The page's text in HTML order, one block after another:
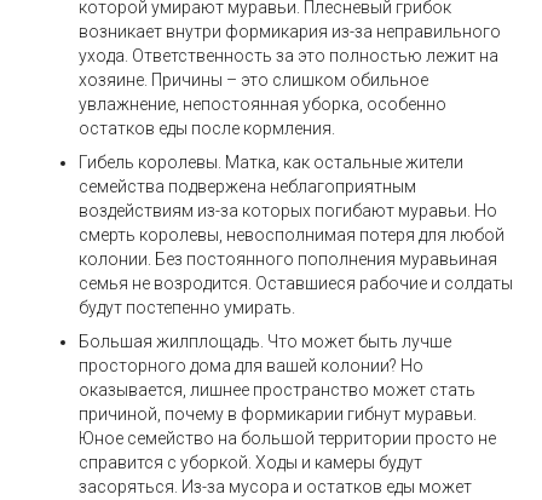
которой умирают муравьи. Плесневый грибок
возникает внутри формикария из-за неправильного
ухода. Ответственность за это полностью лежит на
хозяине. Причины – это слишком обильное
увлажнение, непостоянная уборка, особенно
остатков еды после кормления.
Гибель королевы. Матка, как остальные жители
семейства подвержена неблагоприятным
воздействиям из-за которых погибают муравьи. Но
смерть королевы, невосполнимая потеря для любой
колонии. Без постоянного пополнения муравьиная
семья не возродится. Оставшиеся рабочие и солдаты
будут постепенно умирать.
Большая жилплощадь. Что может быть лучше
просторного дома для вашей колонии? Но
оказывается, лишнее пространство может стать
причиной, почему в формикарии гибнут муравьи.
Юное семейство на большой территории просто не
справится с уборкой. Ходы и камеры будут
засоряться. Из-за мусора и остатков еды может